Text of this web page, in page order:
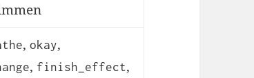
, okay,
, finish_effect,